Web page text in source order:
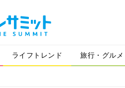
ライフトレンド 旅行・グルメ